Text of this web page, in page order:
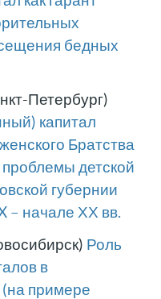
бедных
Петербург)
капитал
Братства
детской
губернии
– начале ХХ вв.
Роль
в
примере